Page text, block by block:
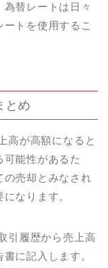
替レートは日々
トを使用するこ
とめ
高が高額になると
能性があるた
の売却とみなされ
なります。
引履歴から売上高
に記入します。